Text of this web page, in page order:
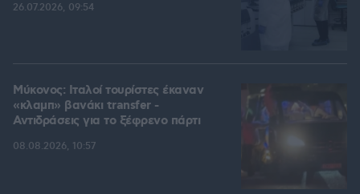
26.07.2026, 09:54
Μύκονος: Ιταλοί τουρίστες έκαναν
«κλαμπ» βανάκι transfer -
Αντιδράσεις για το ξέφρενο πάρτι
08.08.2026, 10:57